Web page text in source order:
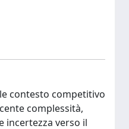
contesto competitivo
complessità,
incertezza verso il